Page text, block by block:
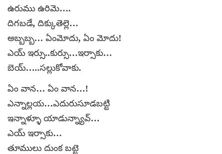
ఉరుము ఉరిమె….
దిగబడే, దిక్కుతెల్లె…
అబ్బబ్బ… ఏంమోదు, ఏం మోదు!
ఎయ్ ఇర్సు..కుర్సు…ఇర్సాకు…
బెయ్…..సల్లుకోవాకు.
ఏం వాన… ఏం వాన…!
ఎన్నాల్లయ…ఎదురుసూడబట్టి
ఇన్నాళ్ళూ యాడున్న్యావ్…
ఎయ్ ఇర్సాకు…
తూములు దుంక బట్టె